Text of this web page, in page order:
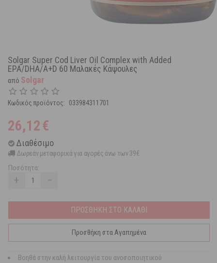
Solgar Super Cod Liver Oil Complex with Added
EPA/DHA/A+D 60 Μαλακές Κάψουλες
από Solgar
Κωδικός προϊόντος: 033984311701
26,12€
Διαθέσιμο
Δωρεάν μεταφορικά για αγορές άνω των 39€
Ποσότητα:
+ −
ΠΡΟΣΘΗΚΗ ΣΤΟ ΚΑΛΑΘΙ
Προσθήκη στα Αγαπημένα
Βοηθά στην καλή λειτουργία του ανοσοποιητικού